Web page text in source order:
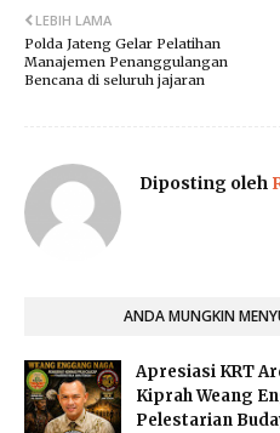
LEBIH LAMA
Polda Jateng Gelar Pelatihan
Manajemen Penanggulangan
Bencana di seluruh jajaran
Diposting oleh
ANDA MUNGKIN
Apresiasi KRT
Kiprah Weang
Pelestarian